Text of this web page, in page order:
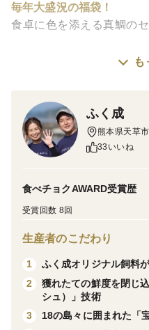
毎年大盛況の福袋！
食卓に色を添える真鯛の
●真鯛のサク250g（3パッ
●真鯛のカマ4入り×3パック
【こだわり】
自然豊かな山々に囲まれ
島で育てられてた魚です
き届いた安心安全の品ば
また、程よい脂ののりと
通して出荷することが出
活きたものを加工してあ
肉厚で使い勝手も良い商品
も
ふく成
熊本県天草市
33いいね
食べチョクAWARD受賞歴
受賞回数 8回
生産者のこだわり
1
ふく成オリジナル飼料
2
獲れたての鮮度を閉じ
シュ）」技術
3
18の島々に囲まれた「